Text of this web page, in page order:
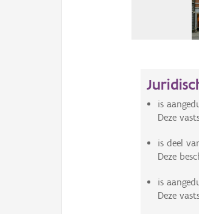
is
Deze
is deel
Deze
is
Deze